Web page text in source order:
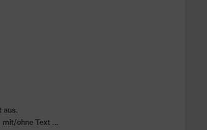
aus.
mit/ohne Text ...